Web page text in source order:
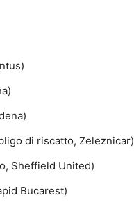
di riscatto, Zeleznicar)
Sheffield United)
Bucarest)